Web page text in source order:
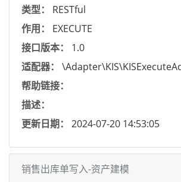
类型：
RESTful
作用：
EXECUTE
接口版本：
1.0
适配器：
帮助链接：
描述：
更新日期：
2024-07-20 14:53:05
销售出库单写入-资产建模